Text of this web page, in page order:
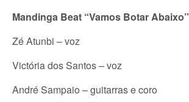
Mandinga Beat “Vamos Botar Abaixo”
Zé Atunbi – voz
Victória dos Santos – voz
André Sampaio – guitarras e coro